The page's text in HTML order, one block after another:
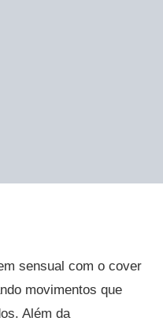
sensual com o cover
movimentos que
Além da